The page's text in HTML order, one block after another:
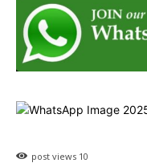
post views 10